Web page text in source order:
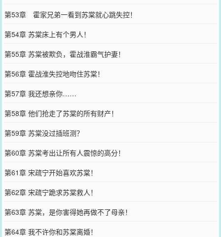
第53章 霍家兄弟一看到苏棠就心跳失控！
第54章 苏棠床上有个男人！
第55章 苏棠被欺负，霍战淮霸气护妻！
第56章 霍战淮失控地吻住苏棠！
第57章 我还想亲你……
第58章 他们抢走了苏棠的所有财产！
第59章 苏棠没过插班测？
第60章 苏棠考出让所有人震惊的高分！
第61章 宋疏宁开始喜欢苏棠！
第62章 宋疏宁跪求苏棠救人！
第63章 苏棠，是你害得她再做不了母亲！
第64章 我不许你和苏棠离婚！